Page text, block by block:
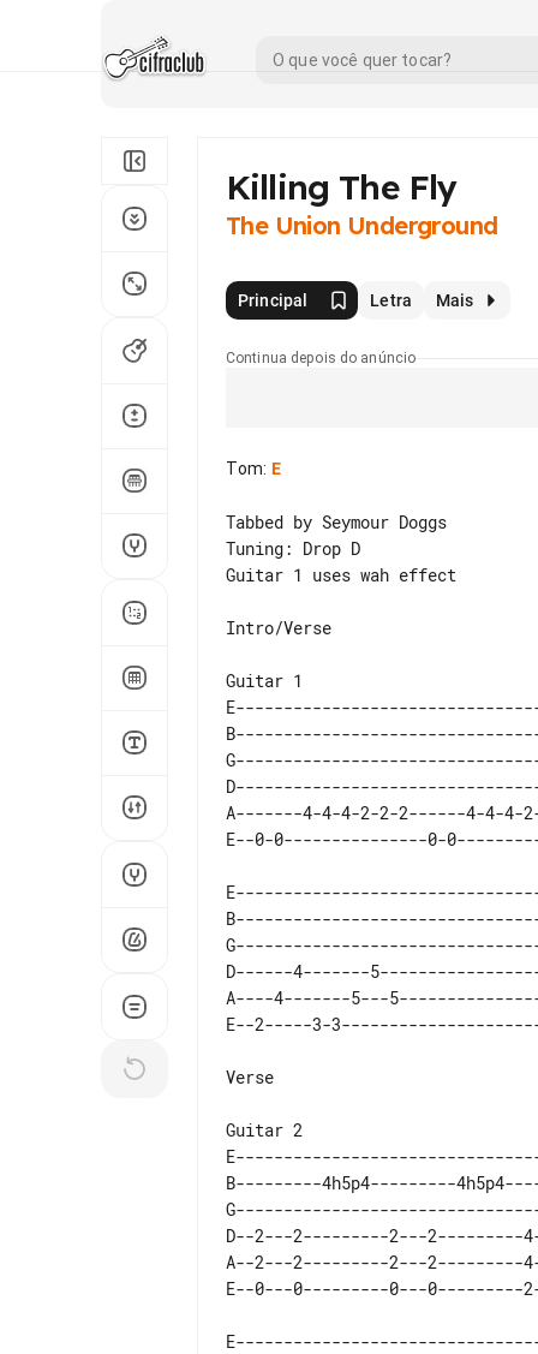
Killing The Fly
The Union Underground
Principal Letra Mais
Continua depois do anúncio
Tom: E
Tabbed by Seymour Doggs
Tuning: Drop D
Guitar 1 uses wah effect
Intro/Verse
A-------4-4-4-2-2-2------4-4-
D------4-------
A----4-------5---
Verse
B---------4h5p4---------
D--2---2---------2---
A--2---2---------2---